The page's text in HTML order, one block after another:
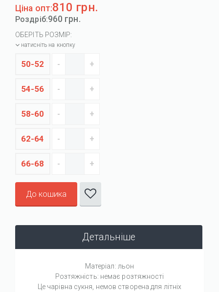
Ціна опт:810 грн.
Роздріб:960 грн.
ОБЕРІТЬ РОЗМІР:
натисніть на кнопку
50-52
54-56
58-60
62-64
66-68
До кошика
Детальніше
Матеріал: льон
Розтяжність: немає розтяжності
Це чарівна сукня, немов створена для літніх